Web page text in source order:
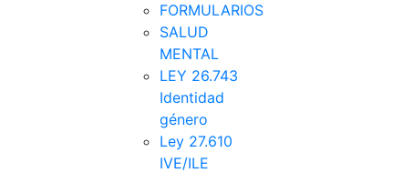
FORMULARIOS
SALUD
MENTAL
LEY 26.743
Identidad
género
Ley 27.610
IVE/ILE